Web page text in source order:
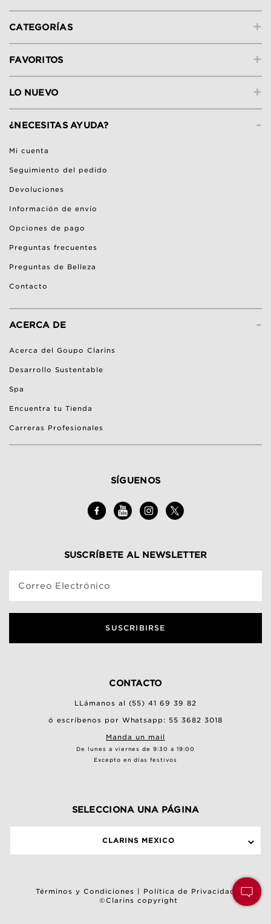
+
CATEGORÍAS
+
FAVORITOS
+
LO NUEVO
-
¿NECESITAS AYUDA?
Mi cuenta
Seguimiento del pedido
Devoluciones
Información de envío
Opciones de pago
Preguntas frecuentes
Preguntas de Belleza
Contacto
-
ACERCA DE
Acerca del Goupo Clarins
Desarrollo Sustentable
Spa
Encuentra tu Tienda
Carreras Profesionales
SÍGUENOS
SUSCRÍBETE AL NEWSLETTER
Correo Electrónico
SUSCRIBIRSE
CONTACTO
LLámanos al (55) 41 69 39 82
ó escríbenos por Whatsapp: 55 3682 3018
Manda un mail
De lunes a viernes de 9:30 a 19:00
Excepto en días festivos
SELECCIONA UNA PÁGINA
CLARINS MEXICO
Términos y Condiciones
Política de Privacidad
©Clarins copyright